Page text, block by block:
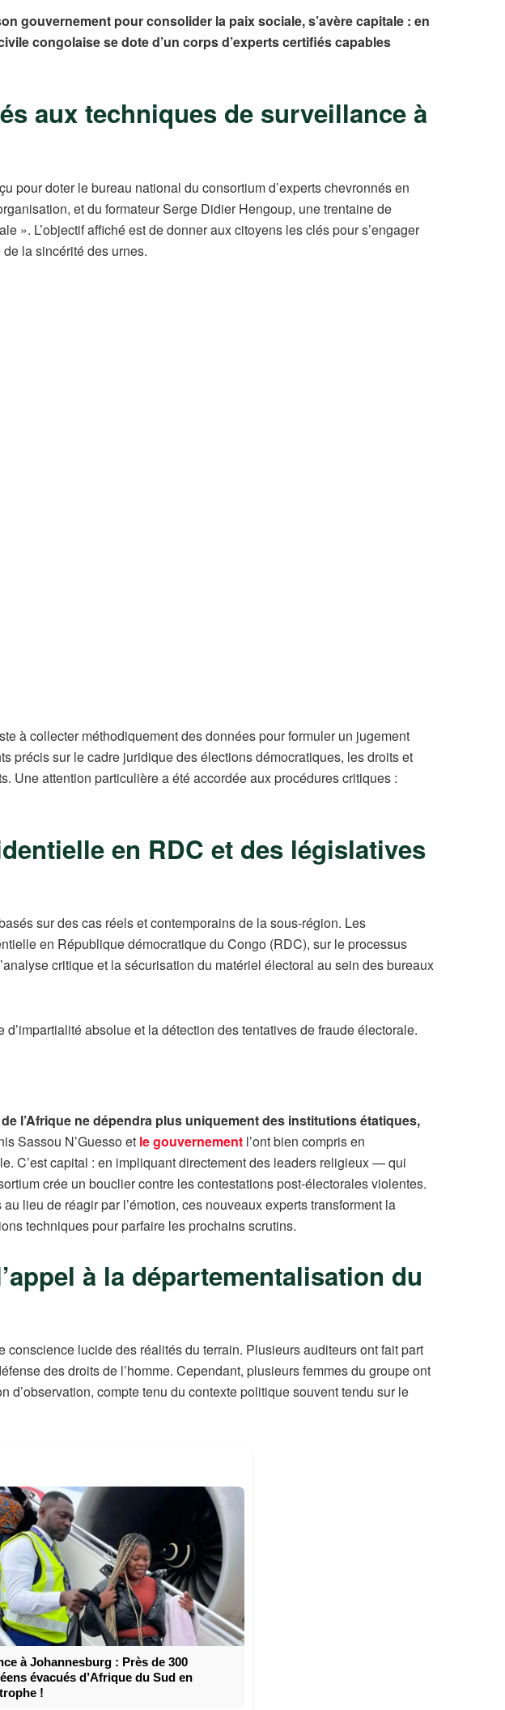
gouvernement pour consolider la paix sociale, s’avère capitale : en
congolaise se dote d’un corps d’experts certifiés capables
aux techniques de surveillance à
pour doter le bureau national du consortium d’experts chevronnés en
et du formateur Serge Didier Hengoup, une trentaine de
». L’objectif affiché est de donner aux citoyens les clés pour s’engager
la sincérité des urnes.
à collecter méthodiquement des données pour formuler un jugement
précis sur le cadre juridique des élections démocratiques, les droits et
Une attention particulière a été accordée aux procédures critiques :
en RDC et des législatives
sur des cas réels et contemporains de la sous-région. Les
en République démocratique du Congo (RDC), sur le processus
critique et la sécurisation du matériel électoral au sein des bureaux
absolue et la détection des tentatives de fraude électorale.
l’Afrique ne dépendra plus uniquement des institutions étatiques,
Sassou N’Guesso et le gouvernement l’ont bien compris en
C’est capital : en impliquant directement des leaders religieux — qui
crée un bouclier contre les contestations post-électorales violentes.
lieu de réagir par l’émotion, ces nouveaux experts transforment la
techniques pour parfaire les prochains scrutins.
à la départementalisation du
conscience lucide des réalités du terrain. Plusieurs auditeurs ont fait part
des droits de l’homme. Cependant, plusieurs femmes du groupe ont
compte tenu du contexte politique souvent tendu sur le
à Johannesburg : Près de 300
évacués d’Afrique du Sud en
!